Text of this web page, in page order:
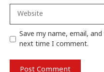
Save my name, email,
next time I comment.